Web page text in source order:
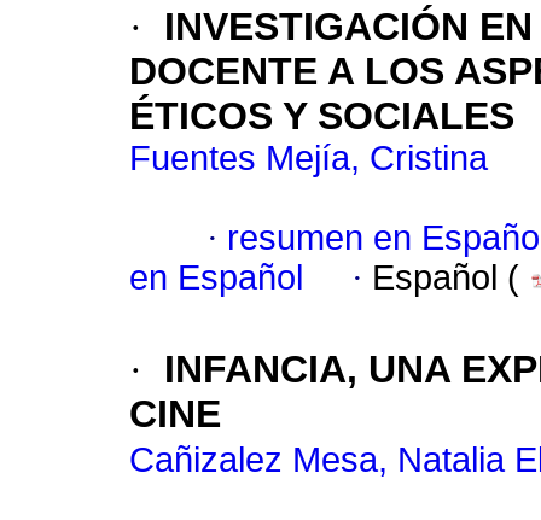
·
INVESTIGACIÓN
DOCENTE A LOS
ÉTICOS Y SOCIALES
Fuentes Mejía, Cristina
· resumen en
en Español
· Español (
·
INFANCIA, UNA
CINE
Cañizalez Mesa, Natalia